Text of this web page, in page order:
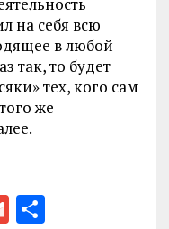
на себя всю
в любой
так, то будет
тех, кого сам
же
G S